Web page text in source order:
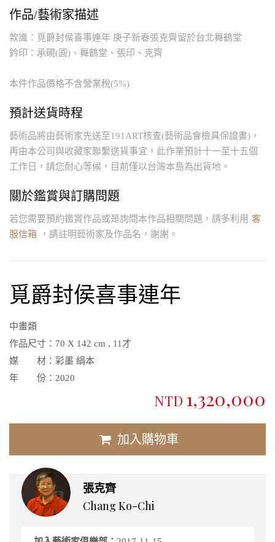
作品/藝術家描述
款識：覓爵封侯喜事連年 庚子新春張克齊留於台北舞鶴堂
鈐印：承硯(圓)、舞鶴堂、張印、克齊
本件作品價格不含營業稅(5%)
預計送貨時程
藝術品將由藝術家先送至191ART核查(藝術品會檢具保證書)，
再由本公司與收藏家聯繫送貨事宜，此作業預計十一至十五個
工作日，請您耐心等候，目前僅以台灣本島為出貨地。
關於鑑賞與訂購問題
若您需要預約鑑賞作品或是詢問本作品相關問題，請多利用 客
服信箱
，請註明藝術家及作品名，謝謝。
覓爵封侯喜事連年
中畫類
作品尺寸： 70 X 142 cm , 11才
媒 材： 彩墨 絹本
年 份： 2020
NTD 1,320,000
加入購物車
張克齊
Chang Ko-Chi